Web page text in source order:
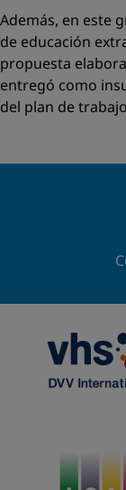
Además, en este
de educación
propuesta
entregó como
del plan de